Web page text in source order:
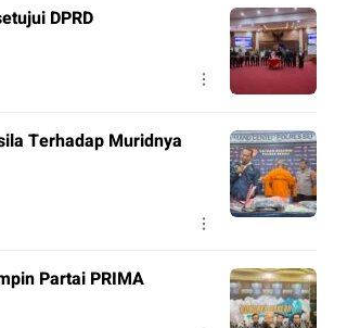
DPRD
Terhadap Muridnya
Partai PRIMA